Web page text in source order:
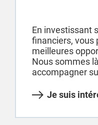
En investissant
financiers, vous
meilleures
Nous sommes
accompagner
Je suis